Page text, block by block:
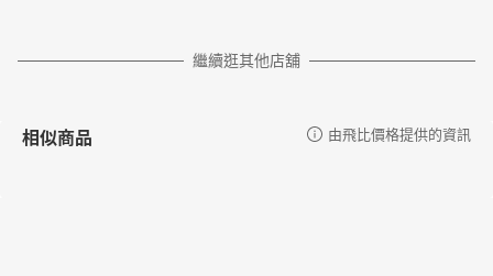
繼續逛其他店舖
相似商品 由飛比價格提供的資訊